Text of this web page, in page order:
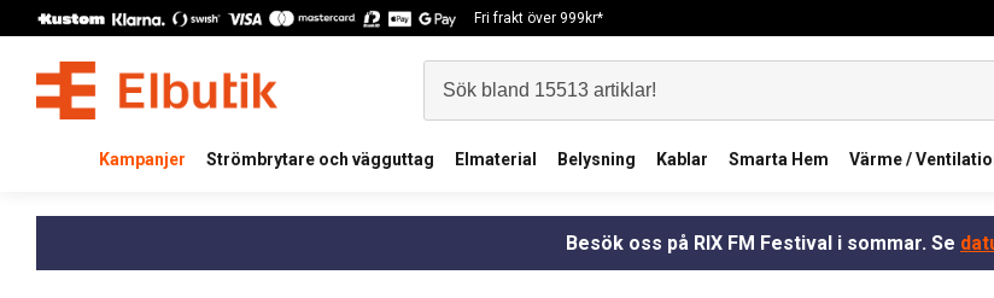
Fri frakt över 999kr*
Kampanjer Strömbrytare och vägguttag Elmaterial Belysning Kablar Smarta Hem Värme /
Besök oss på RIX FM Festival i sommar. Se